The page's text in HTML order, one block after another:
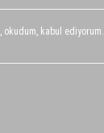
, okudum, kabul ediyorum.